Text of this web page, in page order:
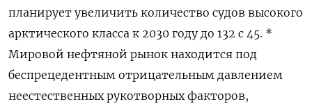
планирует увеличить количество судов высокого
арктического класса к 2030 году до 132 с 45. *
Мировой нефтяной рынок находится под
беспрецедентным отрицательным давлением
неестественных рукотворных факторов,